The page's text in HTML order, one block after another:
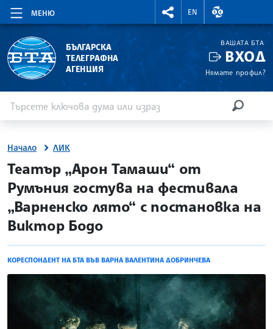
МЕНЮ
RIGHTMENU.SOCIAL
EN
ВАЛУТНИ
БЪЛГАРСКА
ТЕЛЕГРАФНА
АГЕНЦИЯ
ВАШАТА БТА
ВХОД
Нямате профил?
Начало ЛИК
site.bta
Театър „Арон Тамаши“ от
Румъния гостува на фестивала
„Варненско лято“ с постановка на
Виктор Бодо
КОРЕСПОНДЕНТ НА БТА ВЪВ ВАРНА ВАЛЕНТИНА ДОБРИНЧЕВА